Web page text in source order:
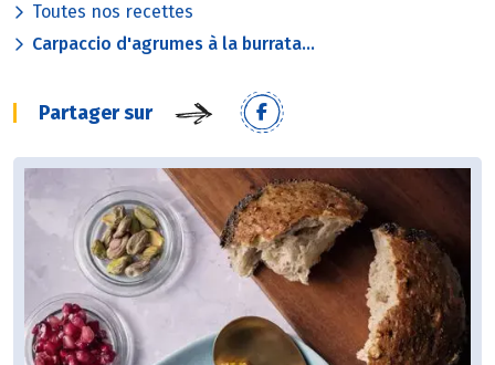
Toutes nos recettes
Carpaccio d'agrumes à la burrata...
Partager sur